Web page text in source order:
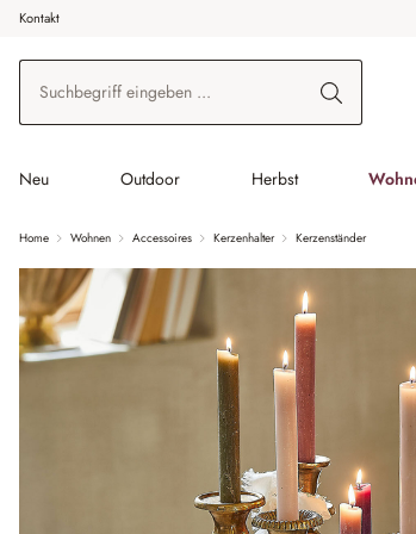
Hauptinhalt springen
Zur Suche springen
Zur Hauptnavigation springen
Kontakt
Neu Outdoor Herbst
Home Wohnen Accessoires Kerzenhalter Kerzenständer